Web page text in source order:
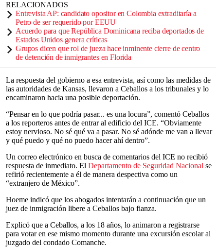
RELACIONADOS
Entrevista AP: candidato opositor en Colombia extraditaría a
Petro de ser requerido por EEUU
Acuerdo para que República Dominicana reciba deportados de
Estados Unidos genera críticas
Grupos dicen que rol de jueza hace inminente cierre de centro
de detención de inmigrantes en Florida
La respuesta del gobierno a esa entrevista, así como las medidas de
las autoridades de Kansas, llevaron a Ceballos a los tribunales y lo
encaminaron hacia una posible deportación.
“Pensar en lo que podría pasar... es una locura”, comentó Ceballos
a los reporteros antes de entrar al edificio del ICE. “Obviamente
estoy nervioso. No sé qué va a pasar. No sé adónde me van a llevar
y qué puedo y qué no puedo hacer ahí dentro”.
Un correo electrónico en busca de comentarios del ICE no recibió
respuesta de inmediato. El Departamento de Seguridad Nacional se
refirió recientemente a él de manera despectiva como un
“extranjero de México”.
Hoeme indicó que los abogados intentarán a continuación que un
juez de inmigración libere a Ceballos bajo fianza.
Explicó que a Ceballos, a los 18 años, lo animaron a registrarse
para votar en ese mismo momento durante una excursión escolar al
juzgado del condado Comanche.